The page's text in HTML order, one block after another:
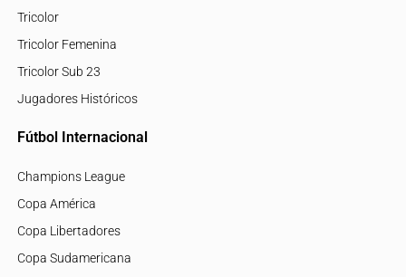
Tricolor
Tricolor Femenina
Tricolor Sub 23
Jugadores Históricos
Fútbol Internacional
Champions League
Copa América
Copa Libertadores
Copa Sudamericana